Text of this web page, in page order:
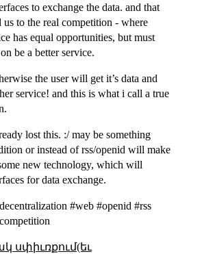
to exchange the data. and that
us to the real competition - where
has equal opportunities, but must
be a better service.
the user will get it’s data and
service! and this is what i call a true
lost this. :/ may be something
or instead of rss/openid will make
new technology, which will
for data exchange.
#web #openid #rss
սփիւռքում(եւ